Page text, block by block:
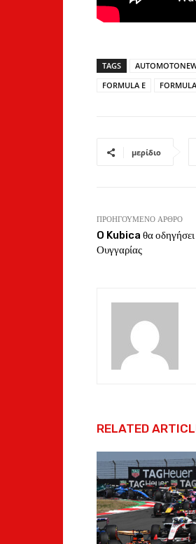
TAGS
FORMULA E
μερίδιο
ΠΡΟΗΓΟΎΜΕΝΟ ΆΡΘΡΟ
O Kubica θα
Ουγγαρίας
RELATED